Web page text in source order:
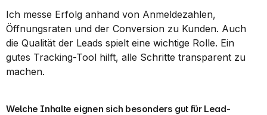
Ich messe Erfolg anhand von Anmeldezahlen,
Öffnungsraten und der Conversion zu Kunden. Auch
die Qualität der Leads spielt eine wichtige Rolle. Ein
gutes Tracking-Tool hilft, alle Schritte transparent zu
machen.
Welche Inhalte eignen sich besonders gut für Lead-